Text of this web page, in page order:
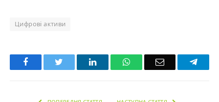
Цифрові активи
Facebook LinkedInWhatsAppEmail